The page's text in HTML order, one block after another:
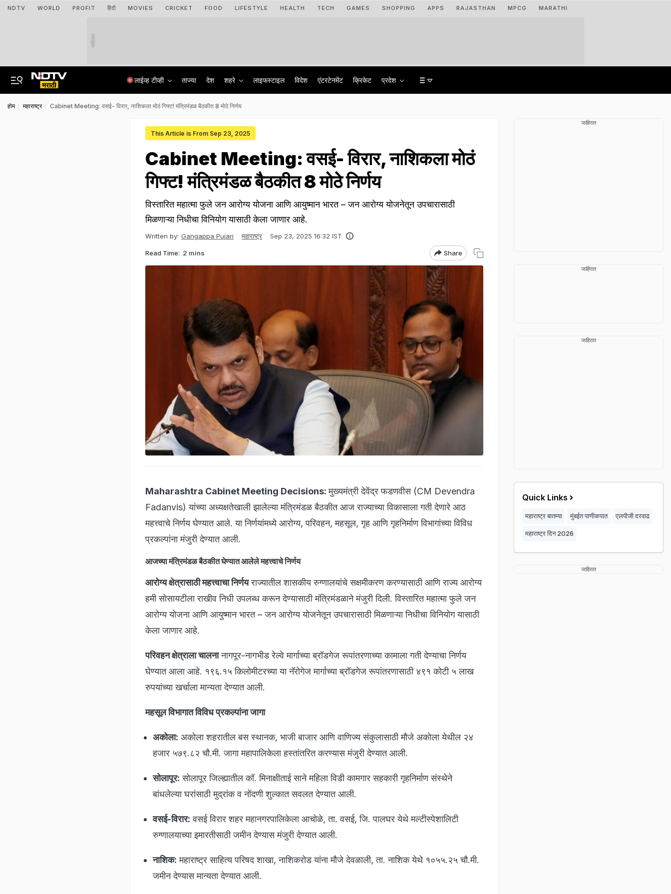
NDTV WORLD PROFIT हिंदी MOVIES CRICKET FOOD LIFESTYLE HEALTH TECH GAMES SHOPPING APPS RAJASTHAN MPCG MARATHI
जाहिरात
लाईव्ह टीव्ही ताज्या देश शहरे लाइफस्टाइल विदेश एंटरटेनमेंट क्रिकेट प्रदेश
होम महाराष्ट्र Cabinet Meeting: वसई- विरार, नाशिकला मोठं गिफ्ट! मंत्रिमंडळ बैठकीत 8 मोठे निर्णय
This Article is From Sep 23, 2025
Cabinet Meeting: वसई- विरार, नाशिकला मोठं
गिफ्ट! मंत्रिमंडळ बैठकीत 8 मोठे निर्णय
विस्तारित महात्मा फुले जन आरोग्य योजना आणि आयुष्मान भारत – जन आरोग्य योजनेतून उपचारासाठी
मिळणाऱ्या निधीचा विनियोग यासाठी केला जाणार आहे.
Written by: Gangappa Pujari महाराष्ट्र Sep 23, 2025 16:32 IST
Read Time: 2 mins Share
Maharashtra Cabinet Meeting Decisions:मुख्यमंत्री देवेंद्र फडणवीस (CM Devendra
Fadanvis) यांच्या अध्यक्षतेखाली झालेल्या मंत्रिमंडळ बैठकीत आज राज्याच्या विकासाला गती देणारे आठ
महत्त्वाचे निर्णय घेण्यात आले. या निर्णयांमध्ये आरोग्य, परिवहन, महसूल, गृह आणि गृहनिर्माण विभागांच्या विविध
प्रकल्पांना मंजुरी देण्यात आली.
आजच्या मंत्रिमंडळ बैठकीत घेण्यात आलेले महत्त्वाचे निर्णय
आरोग्य क्षेत्रासाठी महत्त्वाचा निर्णयराज्यातील शासकीय रुग्णालयांचे सक्षमीकरण करण्यासाठी आणि राज्य आरोग्य
हमी सोसायटीला राखीव निधी उपलब्ध करून देण्यासाठी मंत्रिमंडळाने मंजुरी दिली. विस्तारित महात्मा फुले जन
आरोग्य योजना आणि आयुष्मान भारत – जन आरोग्य योजनेतून उपचारासाठी मिळणाऱ्या निधीचा विनियोग यासाठी
केला जाणार आहे.
परिवहन क्षेत्राला चालनानागपूर-नागभीड रेल्वे मार्गाच्या ब्रॉडगेज रूपांतरणाच्या कामाला गती देण्याचा निर्णय
घेण्यात आला आहे. १९६.१५ किलोमीटरच्या या नॅरोगेज मार्गाच्या ब्रॉडगेज रूपांतरणासाठी ४९१ कोटी ५ लाख
रुपयांच्या खर्चाला मान्यता देण्यात आली.
महसूल विभागात विविध प्रकल्पांना जागा
अकोला: अकोला शहरातील बस स्थानक, भाजी बाजार आणि वाणिज्य संकुलासाठी मौजे अकोला येथील २४
हजार ५७९.८२ चौ.मी. जागा महापालिकेला हस्तांतरित करण्यास मंजुरी देण्यात आली.
सोलापूर: सोलापूर जिल्ह्यातील कॉ. मिनाक्षीताई साने महिला विडी कामगार सहकारी गृहनिर्माण संस्थेने
बांधलेल्या घरांसाठी मुद्रांक व नोंदणी शुल्कात सवलत देण्यात आली.
वसई-विरार: वसई विरार शहर महानगरपालिकेला आचोळे, ता. वसई, जि. पालघर येथे मल्टीस्पेशालिटी
रुग्णालयाच्या इमारतीसाठी जमीन देण्यास मंजुरी देण्यात आली.
नाशिक: महाराष्ट्र साहित्य परिषद शाखा, नाशिकरोड यांना मौजे देवळाली, ता. नाशिक येथे १०५५.२५ चौ.मी.
जमीन देण्यास मान्यता देण्यात आली.
जाहिरात
जाहिरात
जाहिरात
Quick Links
महाराष्ट्र बातम्या मुंबईत पाणीकपात एलपीजी दरवाढ
महाराष्ट्र दिन 2026
जाहिरात